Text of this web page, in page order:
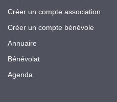
Créer un compte association
Créer un compte bénévole
Annuaire
Bénévolat
Agenda